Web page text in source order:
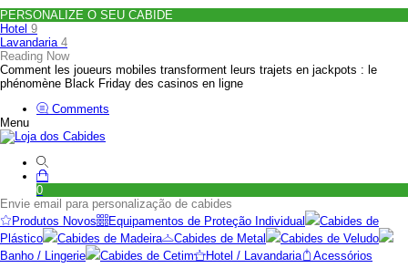
PERSONALIZE O SEU CABIDE
Hotel 9
Lavandaria 4
Reading Now
Comment les joueurs mobiles transforment leurs trajets en jackpots : le
phénomène Black Friday des casinos en ligne
Comments
Menu
0
Envie email para personalização de cabides
Produtos Novos
Equipamentos de Proteção Individual
Cabides de
Plástico
Cabides de Madeira Cabides de Metal
Cabides de Veludo
Banho / Lingerie
Cabides de Cetim Hotel / Lavandaria
Acessórios